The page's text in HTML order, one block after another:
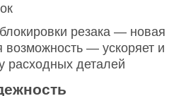
резака — новая
возможность — ускоряет и
расходных деталей